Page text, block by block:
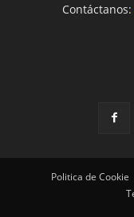
Contáctanos:
Politica de Cookie